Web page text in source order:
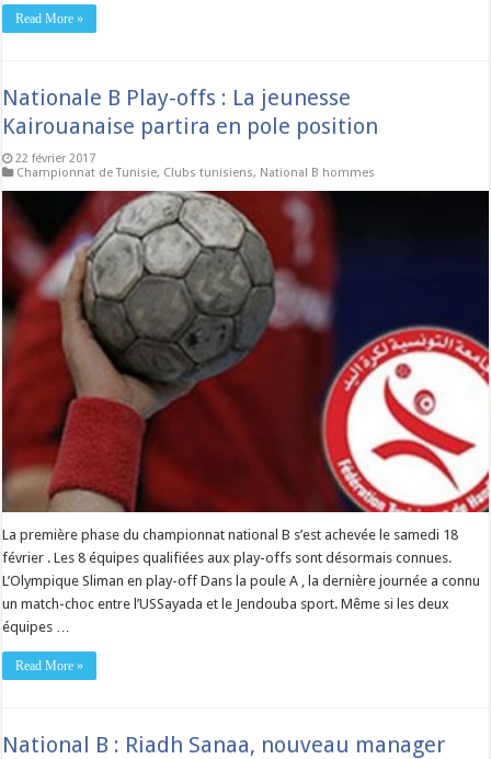
Read More »
Nationale B Play-offs : La jeunesse
Kairouanaise partira en pole position
22 février 2017
Championnat de Tunisie, Clubs tunisiens, National B hommes
La première phase du championnat national B s’est achevée le samedi 18
février . Les 8 équipes qualifiées aux play-offs sont désormais connues.
L’Olympique Sliman en play-off Dans la poule A , la dernière journée a connu
un match-choc entre l’USSayada et le Jendouba sport. Même si les deux
équipes …
Read More »
National B : Riadh Sanaa, nouveau manager